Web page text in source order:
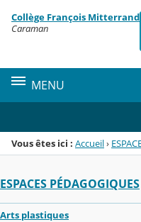
Menu de la rubrique
Contenu
Collège François Mitterrand
Caraman
MENU
Vous êtes ici : Accueil›
ESPACES PÉDAGOGIQUES
Arts plastiques